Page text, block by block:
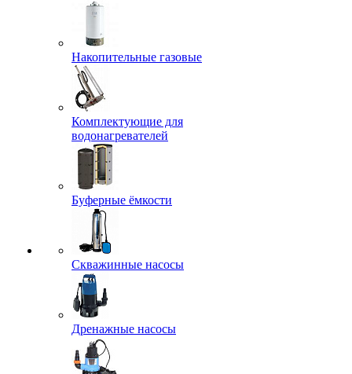
Накопительные газовые
Комплектующие для
водонагревателей
Буферные ёмкости
Скважинные насосы
Дренажные насосы